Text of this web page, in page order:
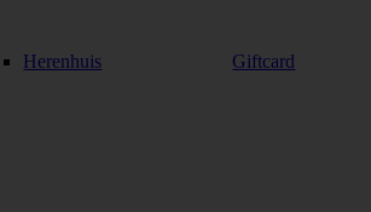
Herenhuis Giftcard